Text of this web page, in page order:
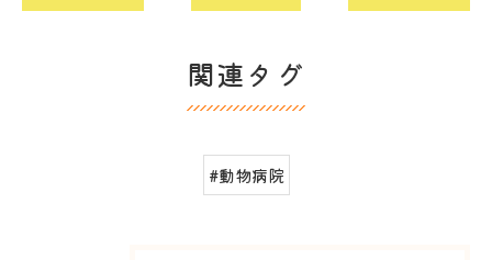
関連タグ
#動物病院